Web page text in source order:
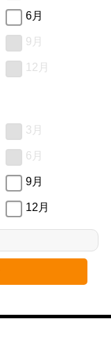
6月
9月
12月
3月
6月
9月
12月